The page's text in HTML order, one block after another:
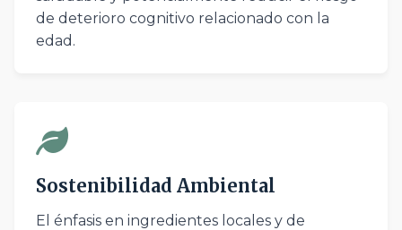
de deterioro cognitivo relacionado con la
edad.
Sostenibilidad Ambiental
El énfasis en ingredientes locales y de